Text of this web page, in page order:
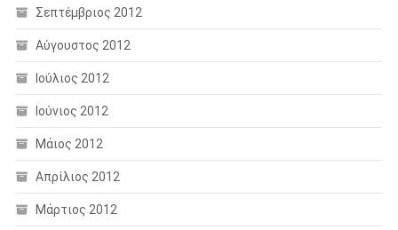
Σεπτέμβριος 2012
Αύγουστος 2012
Ιούλιος 2012
Ιούνιος 2012
Μάιος 2012
Απρίλιος 2012
Μάρτιος 2012